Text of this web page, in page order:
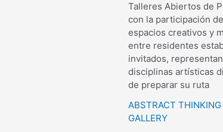
Talleres Abiertos de
con la participación
espacios creativos y
entre residentes
invitados,
disciplinas artísticas
de preparar su ruta
ABSTRACT
GALLERY